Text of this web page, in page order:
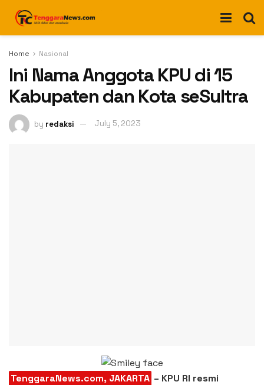
Home Nasional
Ini Nama Anggota KPU di 15
Kabupaten dan Kota seSultra
by redaksi July 5, 2023
TenggaraNews.com, JAKARTA – KPU RI resmi